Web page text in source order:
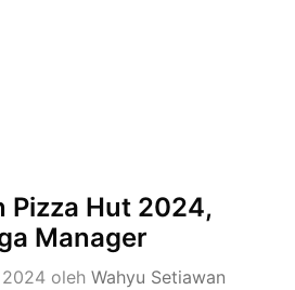
Pizza Hut 2024,
Manager
oleh Wahyu Setiawan